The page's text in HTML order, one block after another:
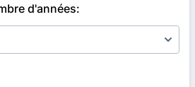
d'années: